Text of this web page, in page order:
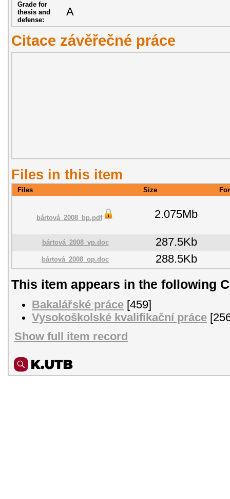
Grade for
thesis and
defense:
A
Citace závěřečné práce
Files in this item
Files Size
bártová_2008_bp.pdf 2.075Mb
bártová_2008_vp.doc 287.5Kb
bártová_2008_op.doc 288.5Kb
This item appears in the following
Bakalářské práce [459]
Vysokoškolské kvalifikační práce
Show full item record